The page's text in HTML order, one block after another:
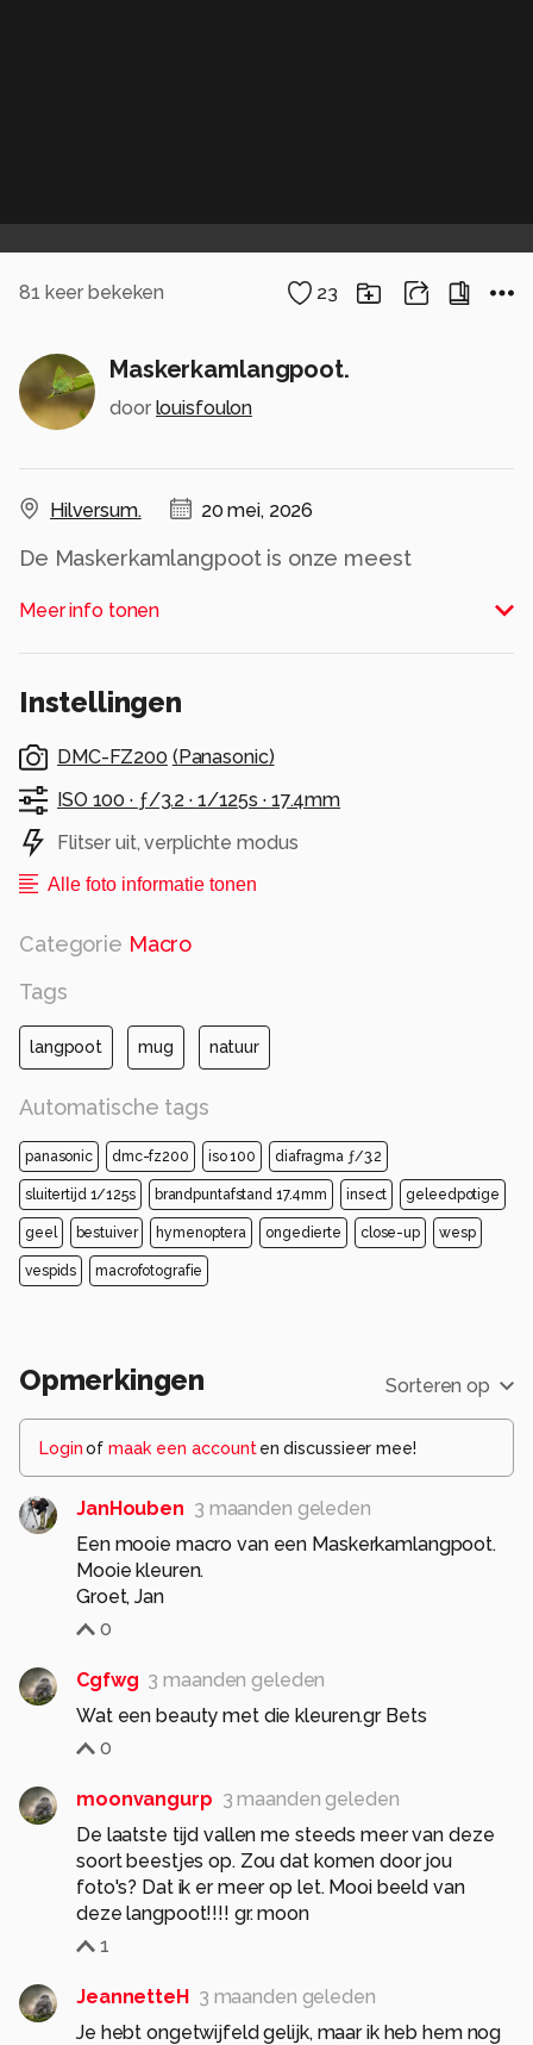
81 keer bekeken 23
Maskerkamlangpoot.
door louisfoulon
Hilversum. 20 mei, 2026
De Maskerkamlangpoot is onze meest
heel België en Nederland verspreid.
Meer info tonen
Instellingen
DMC-FZ200 (Panasonic)
ISO 100 · ƒ/3.2 · 1/125s · 17.4mm
Flitser uit, verplichte modus
Alle foto informatie tonen
Categorie Macro
Tags
langpoot mug natuur
Automatische tags
panasonic dmc-fz200 iso 100 diafragma ƒ/3.2
sluitertijd 1/125s brandpuntafstand 17.4mm insect geleedpotige
geel bestuiver hymenoptera ongedierte close-up wesp
vespids macrofotografie
Opmerkingen Sorteren op
Loginof maak een account en discussieer mee!
JanHouben 3 maanden geleden
Een mooie macro van een Maskerkamlangpoot.
Mooie kleuren.
Groet, Jan
0
Cgfwg 3 maanden geleden
Wat een beauty met die kleuren.gr Bets
0
moonvangurp 3 maanden geleden
De laatste tijd vallen me steeds meer van deze
soort beestjes op. Zou dat komen door jou
foto's? Dat ik er meer op let. Mooi beeld van
deze langpoot!!!! gr. moon
1
JeannetteH 3 maanden geleden
Je hebt ongetwijfeld gelijk, maar ik heb hem nog